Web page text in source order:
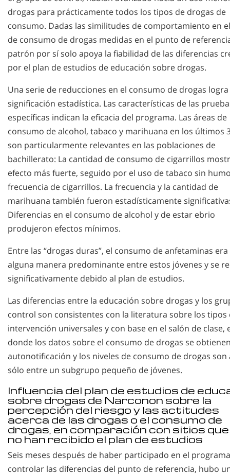
drogas para prácticamente todos los tipos de drogas de
consumo. Dadas las similitudes de comportamiento en
de consumo de drogas medidas en el punto de
patrón por sí solo apoya la fiabilidad de las diferencias
por el plan de estudios de educación sobre drogas.
Una serie de reducciones en el consumo de drogas
significación estadística. Las características de las
específicas indican la eficacia del programa. Las áreas de
consumo de alcohol, tabaco y marihuana en los últimos
son particularmente relevantes en las poblaciones de
bachillerato: La cantidad de consumo de cigarrillos
efecto más fuerte, seguido por el uso de tabaco sin
frecuencia de cigarrillos. La frecuencia y la cantidad de
marihuana también fueron estadísticamente
Diferencias en el consumo de alcohol y de estar ebrio
produjeron efectos mínimos.
Entre las “drogas duras”, el consumo de anfetaminas era
alguna manera predominante entre estos jóvenes y se
significativamente debido al plan de estudios.
Las diferencias entre la educación sobre drogas y los
control son consistentes con la literatura sobre los tipos
intervención universales y con base en el salón de clase,
donde los datos sobre el consumo de drogas se
autonotificación y los niveles de consumo de drogas son
sólo entre un subgrupo pequeño de jóvenes.
Influencia del plan de estudios de
sobre drogas de Narconon sobre la
percepción del riesgo y las actitudes
acerca de las drogas o el consumo de
drogas, en comparación con sitios
no han recibido el plan de estudios
Seis meses después de haber participado en el
controlar las diferencias del punto de referencia, hubo